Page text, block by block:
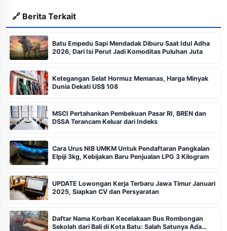
🔗 Berita Terkait
Batu Empedu Sapi Mendadak Diburu Saat Idul Adha
2026, Dari Isi Perut Jadi Komoditas Puluhan Juta
Ketegangan Selat Hormuz Memanas, Harga Minyak
Dunia Dekati US$ 108
MSCI Pertahankan Pembekuan Pasar RI, BREN dan
DSSA Terancam Keluar dari Indeks
Cara Urus NIB UMKM Untuk Pendaftaran Pangkalan
Elpiji 3kg, Kebijakan Baru Penjualan LPG 3 Kilogram
UPDATE Lowongan Kerja Terbaru Jawa Timur Januari
2025, Siapkan CV dan Persyaratan
Daftar Nama Korban Kecelakaan Bus Rombongan
Sekolah dari Bali di Kota Batu: Salah Satunya Ada